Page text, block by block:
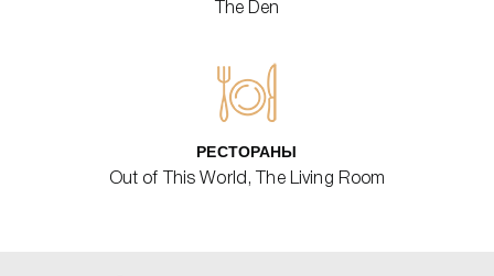
The Den
РЕСТОРАНЫ
Out of This World, The Living Room